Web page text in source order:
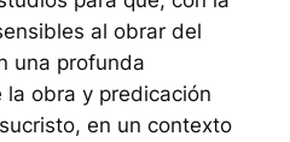
al obrar del
una profunda
obra y predicación
en un contexto